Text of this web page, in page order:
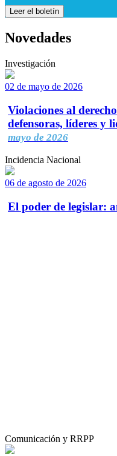
Leer el boletín
Novedades
Investigación
02 de mayo de 2026
Violaciones al
defensoras, líderes y
mayo de 2026
Incidencia Nacional
06 de agosto de 2026
El poder de legislar:
Comunicación y RRPP